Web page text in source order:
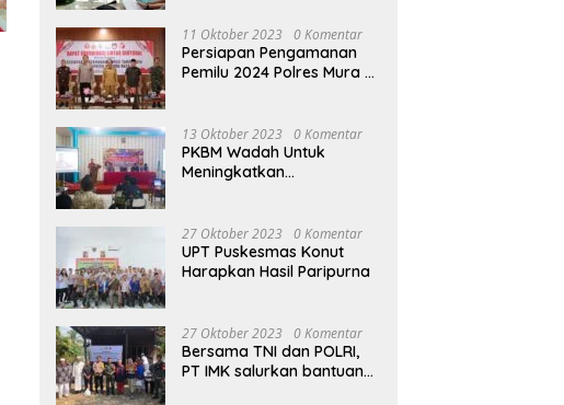
Perubahan 2023
11 Oktober 2023 0 Komentar
Persiapan Pengamanan
Pemilu 2024 Polres Mura
13 Oktober 2023 0 Komentar
PKBM Wadah Untuk
Meningkatkan
Dalam Bidang Ekonomi
27 Oktober 2023 0 Komentar
UPT Puskesmas Konut
Harapkan Hasil Paripurna
27 Oktober 2023 0 Komentar
Bersama TNI dan POLRI,
PT IMK salurkan bantuan